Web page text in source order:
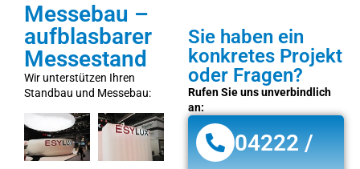
Sie haben ein
konkretes Projekt
oder Fragen?
Rufen Sie uns unverbindlich
an:
04222 /
Messebau –
aufblasbarer
Messestand
Wir unterstützen Ihren
Standbau und Messebau: